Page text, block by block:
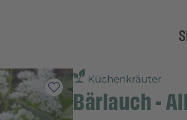
Küchenkräuter
Bärlauch -